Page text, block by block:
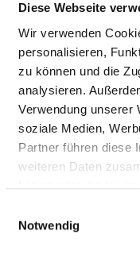
Diese Webseite
Wir verwenden
personalisieren,
zu können und die
analysieren.
Verwendung unserer
soziale Medien,
Partner führen diese
weiteren Daten
Notwendig
Gerät zur
Gefäßdarstellung
im Querschnitt
mittels
Röntgenstrahlen
Messplatz zur